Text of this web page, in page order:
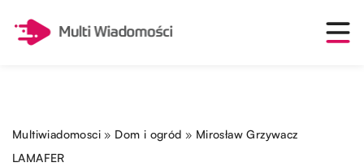
Multiwiadomosci » Dom i ogród » Mirosław Grzywacz
LAMAFER